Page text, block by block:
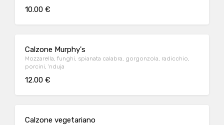
10.00 €
Calzone Murphy's
Mozzarella, funghi, spianata calabra, gorgonzola, radicchio,
porcini, 'nduja
12.00 €
Calzone vegetariano